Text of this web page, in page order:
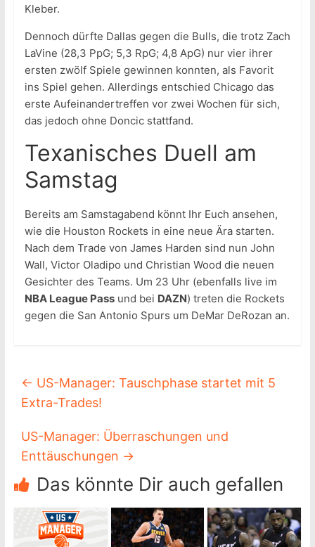
Kleber.
Dennoch dürfte Dallas gegen die Bulls, die trotz Zach
LaVine (28,3 PpG; 5,3 RpG; 4,8 ApG) nur vier ihrer
ersten zwölf Spiele gewinnen konnten, als Favorit
ins Spiel gehen. Allerdings entschied Chicago das
erste Aufeinandertreffen vor zwei Wochen für sich,
das jedoch ohne Doncic stattfand.
Texanisches Duell am
Samstag
Bereits am Samstagabend könnt Ihr Euch ansehen,
wie die Houston Rockets in eine neue Ära starten.
Nach dem Trade von James Harden sind nun John
Wall, Victor Oladipo und Christian Wood die neuen
Gesichter des Teams. Um 23 Uhr (ebenfalls live im
NBA League Passund bei DAZN) treten die Rockets
gegen die San Antonio Spurs um DeMar DeRozan an.
← US-Manager: Tauschphase startet mit 5
Extra-Trades!
US-Manager: Überraschungen und
Enttäuschungen →
Das könnte Dir auch gefallen